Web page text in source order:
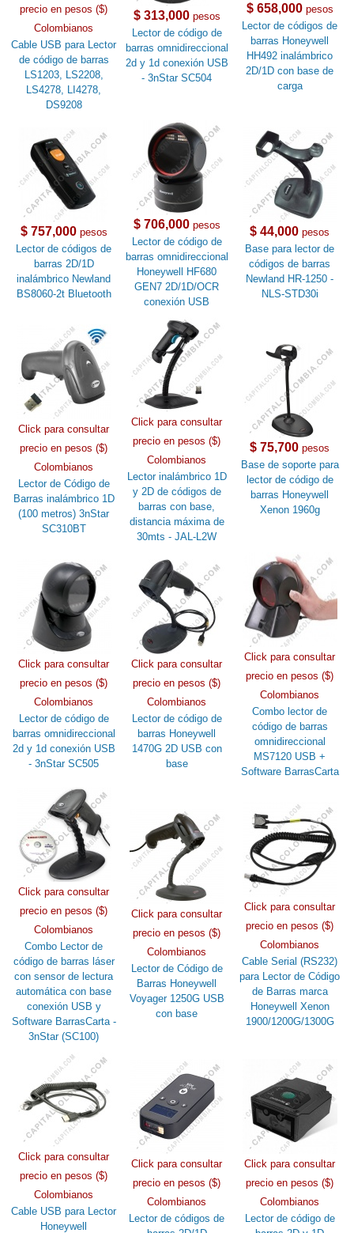
precio en pesos ($)
Colombianos
Cable USB para Lector
de código de barras
LS1203, LS2208,
LS4278, LI4278,
DS9208
$ 313,000pesos
Lector de código de
barras omnidireccional
2d y 1d conexión USB
- 3nStar SC504
$ 658,000pesos
Lector de códigos de
barras Honeywell
HH492 inalámbrico
2D/1D con base de
carga
$ 757,000pesos
Lector de códigos de
barras 2D/1D
inalámbrico Newland
BS8060-2t Bluetooth
$ 706,000pesos
Lector de código de
barras omnidireccional
Honeywell HF680
GEN7 2D/1D/OCR
conexión USB
$ 44,000 pesos
Base para lector de
códigos de barras
Newland HR-1250 -
NLS-STD30i
Click para consultar
precio en pesos ($)
Colombianos
Lector de Código de
Barras inalámbrico 1D
(100 metros) 3nStar
SC310BT
Click para consultar
precio en pesos ($)
Colombianos
Lector inalámbrico 1D
y 2D de códigos de
barras con base,
distancia máxima de
30mts - JAL-L2W
$ 75,700 pesos
Base de soporte para
lector de código de
barras Honeywell
Xenon 1960g
Click para consultar
precio en pesos ($)
Colombianos
Lector de código de
barras omnidireccional
2d y 1d conexión USB
- 3nStar SC505
Click para consultar
precio en pesos ($)
Colombianos
Lector de código de
barras Honeywell
1470G 2D USB con
base
Click para consultar
precio en pesos ($)
Colombianos
Combo lector de
código de barras
omnidireccional
MS7120 USB +
Software BarrasCarta
Click para consultar
precio en pesos ($)
Colombianos
Combo Lector de
código de barras láser
con sensor de lectura
automática con base
conexión USB y
Software BarrasCarta -
3nStar (SC100)
Click para consultar
precio en pesos ($)
Colombianos
Lector de Código de
Barras Honeywell
Voyager 1250G USB
con base
Click para consultar
precio en pesos ($)
Colombianos
Cable Serial (RS232)
para Lector de Código
de Barras marca
Honeywell Xenon
1900/1200G/1300G
Click para consultar
precio en pesos ($)
Colombianos
Cable USB para Lector
Honeywell
Click para consultar
precio en pesos ($)
Colombianos
Lector de códigos de
Click para consultar
precio en pesos ($)
Colombianos
Lector de código de